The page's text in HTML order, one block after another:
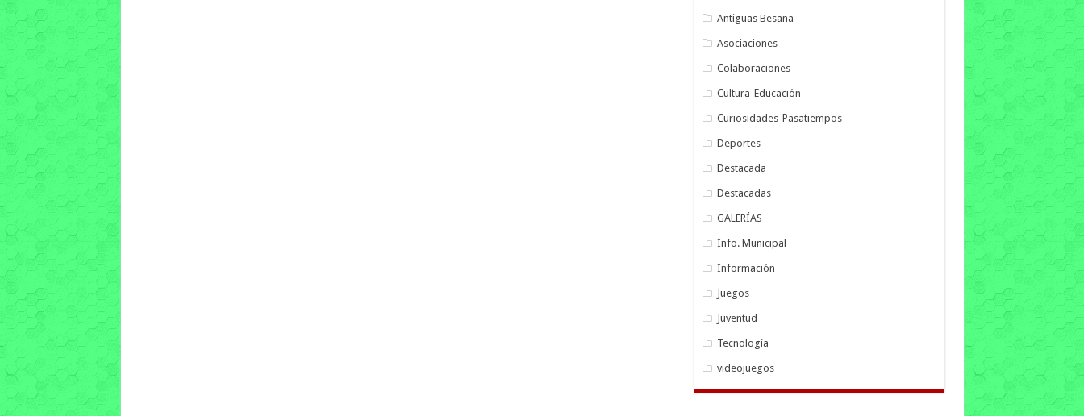
Antiguas Besana
Asociaciones
Colaboraciones
Cultura-Educación
Curiosidades-Pasatiempos
Deportes
Destacada
Destacadas
GALERÍAS
Info. Municipal
Información
Juegos
Juventud
Tecnología
videojuegos